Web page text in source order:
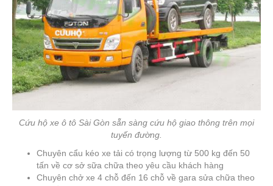
Cứu hộ xe ô tô Sài Gòn sẵn sàng cứu hộ giao thông trên mọi
tuyến đường.
Chuyên cẩu kéo xe tải có trọng lượng từ 500 kg đến 50
tấn về cơ sở sữa chữa theo yêu cầu khách hàng
Chuyên chở xe 4 chỗ đến 16 chỗ về gara sửa chữa theo